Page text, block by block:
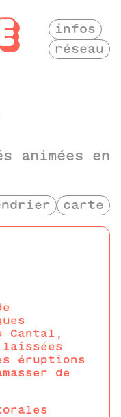
animées en
infos
réseau
carte
Cantal,
éruptions
de